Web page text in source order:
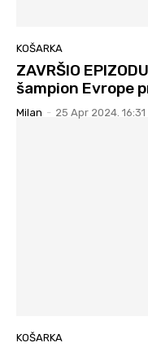
KOŠARKA
ZAVRŠIO
šampion Evrope
Milan - 25 Apr 2024. 16:31
KOŠARKA